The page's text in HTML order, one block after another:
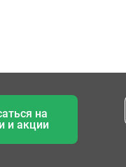
на
и акции